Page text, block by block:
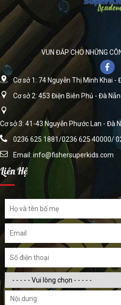
VUN ĐẮP CHO NHỮNG
Cơ sở 1: 74 Nguyễn Thị Minh Khai -
Cơ sở 2: 453 Điện Biên Phủ - Đà
Cơ sở 3: 41-43 Nguyễn Phước Lan - Đà
0236 625 1881/0236 625 40000/
Email:info@fishersuperkids.com
Liên Hệ